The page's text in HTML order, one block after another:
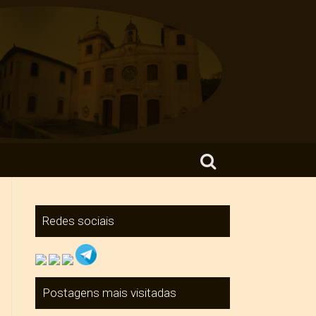
Search for:
Redes sociais
Postagens mais visitadas